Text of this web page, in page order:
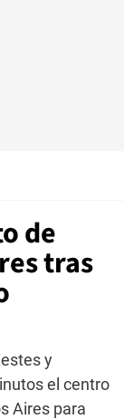
de
tras
y
el centro
Aires para